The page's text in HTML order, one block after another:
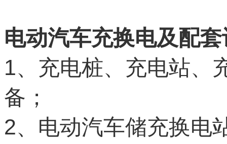
电动汽车充换电及配
1、充电桩、充电站、
备；
2、电动汽车储充换电